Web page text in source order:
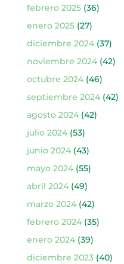
febrero 2025(36)
enero 2025(27)
diciembre 2024(37)
noviembre 2024(42)
octubre 2024(46)
septiembre 2024(42)
agosto 2024(42)
julio 2024(53)
junio 2024(43)
mayo 2024(55)
abril 2024(49)
marzo 2024(42)
febrero 2024(35)
enero 2024(39)
diciembre 2023(40)